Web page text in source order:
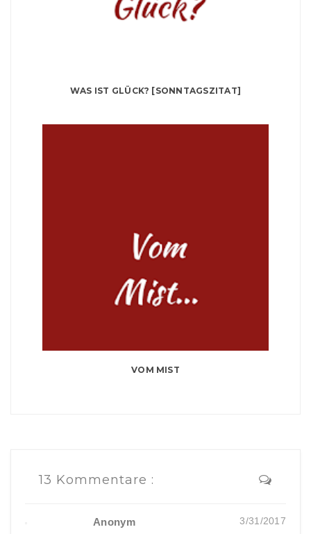
WAS IST GLÜCK? [SONNTAGSZITAT]
VOM MIST
13 Kommentare :
Anonym 3/31/2017